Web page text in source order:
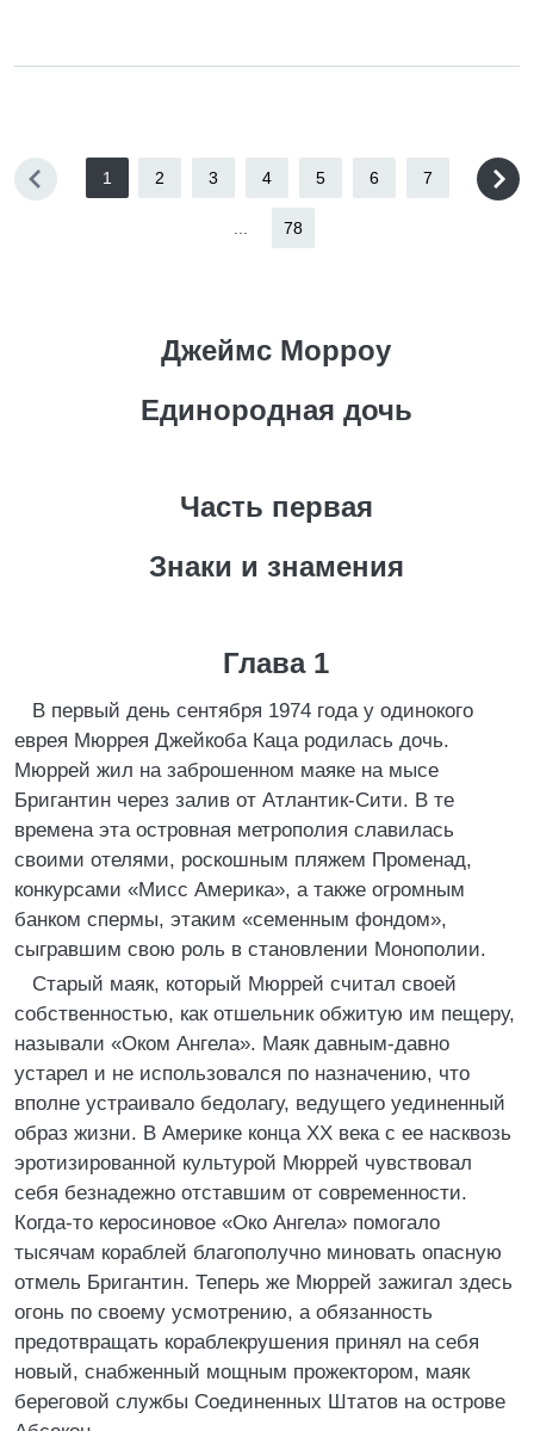
1 2 3 4 5 6 7
78
Джеймс Морроу
Единородная дочь
Часть первая
Знаки и знамения
Глава 1
В первый день сентября 1974 года у одинокого
еврея Мюррея Джейкоба Каца родилась дочь.
Мюррей жил на заброшенном маяке на мысе
Бригантин через залив от Атлантик-Сити. В те
времена эта островная метрополия славилась
своими отелями, роскошным пляжем Променад,
конкурсами «Мисс Америка», а также огромным
банком спермы, этаким «семенным фондом»,
сыгравшим свою роль в становлении Монополии.
Старый маяк, который Мюррей считал своей
собственностью, как отшельник обжитую им пещеру,
называли «Оком Ангела». Маяк давным-давно
устарел и не использовался по назначению, что
вполне устраивало бедолагу, ведущего уединенный
образ жизни. В Америке конца XX века с ее насквозь
эротизированной культурой Мюррей чувствовал
себя безнадежно отставшим от современности.
Когда-то керосиновое «Око Ангела» помогало
тысячам кораблей благополучно миновать опасную
отмель Бригантин. Теперь же Мюррей зажигал здесь
огонь по своему усмотрению, а обязанность
предотвращать кораблекрушения принял на себя
новый, снабженный мощным прожектором, маяк
береговой службы Соединенных Штатов на острове